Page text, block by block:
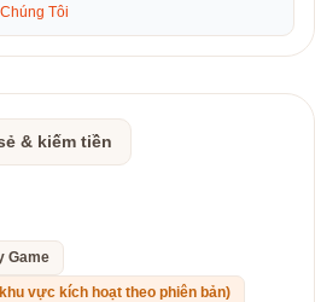
Tôi
& kiếm tiền
Game
vực kích hoạt theo phiên bản)